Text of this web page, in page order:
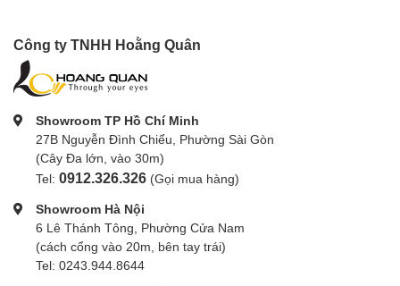
Chất liệu: Nylon
Kích thước trong: 435 x 275 x
160mm
Trọng lượng: 0.69kg
DSLR & mirrorless cameras:
Công ty TNHH Hoằng Quân
Showroom TP Hồ Chí Minh
27B Nguyễn Đình Chiểu, Phường Sài Gòn
(Cây Đa lớn, vào 30m)
Tel: 0912.326.326 (Gọi mua hàng)
Showroom Hà Nội
6 Lê Thánh Tông, Phường Cửa Nam
(cách cổng vào 20m, bên tay trái)
Tel: 0243.944.8644